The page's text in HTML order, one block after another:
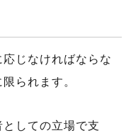
じなければならな
られます。
としての立場で支